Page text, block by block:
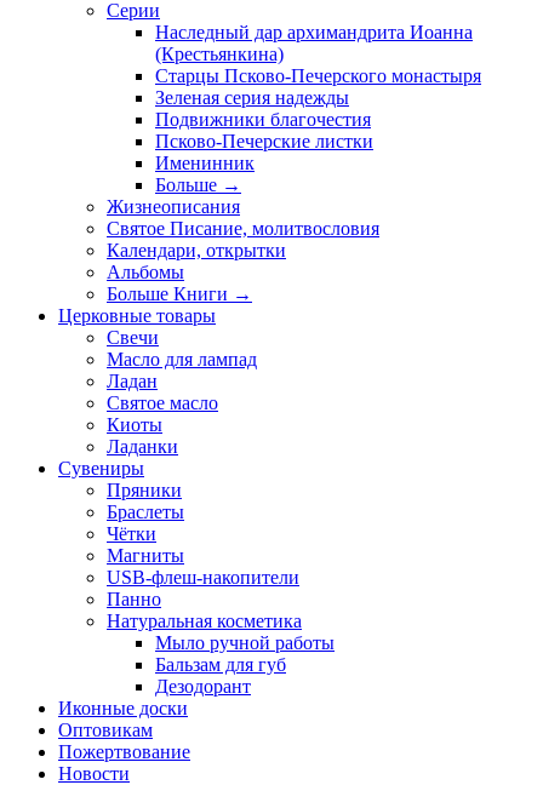
Серии
Наследный дар архимандрита Иоанна
(Крестьянкина)
Старцы Псково-Печерского монастыря
Зеленая серия надежды
Подвижники благочестия
Псково-Печерские листки
Именинник
Больше →
Жизнеописания
Святое Писание, молитвословия
Календари, открытки
Альбомы
Больше Книги →
Церковные товары
Свечи
Масло для лампад
Ладан
Святое масло
Киоты
Ладанки
Сувениры
Пряники
Браслеты
Чётки
Магниты
USB-флеш-накопители
Панно
Натуральная косметика
Мыло ручной работы
Бальзам для губ
Дезодорант
Иконные доски
Оптовикам
Пожертвование
Новости